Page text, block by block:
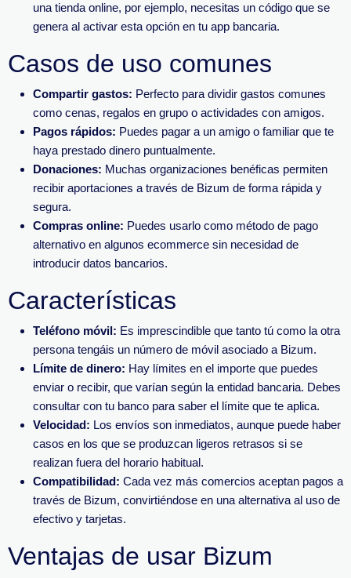
una tienda online, por ejemplo, necesitas un código que se
genera al activar esta opción en tu app bancaria.
Casos de uso comunes
Compartir gastos: Perfecto para dividir gastos comunes
como cenas, regalos en grupo o actividades con amigos.
Pagos rápidos: Puedes pagar a un amigo o familiar que te
haya prestado dinero puntualmente.
Donaciones: Muchas organizaciones benéficas permiten
recibir aportaciones a través de Bizum de forma rápida y
segura.
Compras online: Puedes usarlo como método de pago
alternativo en algunos ecommerce sin necesidad de
introducir datos bancarios.
Características
Teléfono móvil: Es imprescindible que tanto tú como la otra
persona tengáis un número de móvil asociado a Bizum.
Límite de dinero: Hay límites en el importe que puedes
enviar o recibir, que varían según la entidad bancaria. Debes
consultar con tu banco para saber el límite que te aplica.
Velocidad: Los envíos son inmediatos, aunque puede haber
casos en los que se produzcan ligeros retrasos si se
realizan fuera del horario habitual.
Compatibilidad: Cada vez más comercios aceptan pagos a
través de Bizum, convirtiéndose en una alternativa al uso de
efectivo y tarjetas.
Ventajas de usar Bizum